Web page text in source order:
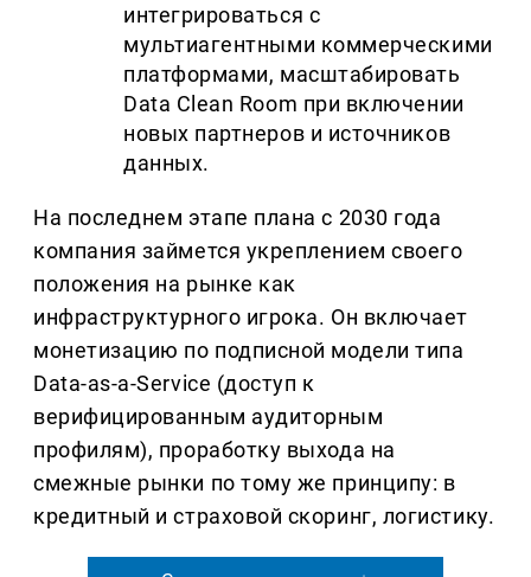
интегрироваться с
мультиагентными коммерческими
платформами, масштабировать
Data Clean Room при включении
новых партнеров и источников
данных.
На последнем этапе плана с 2030 года
компания займется укреплением своего
положения на рынке как
инфраструктурного игрока. Он включает
монетизацию по подписной модели типа
Data-as-a-Service (доступ к
верифицированным аудиторным
профилям), проработку выхода на
смежные рынки по тому же принципу: в
кредитный и страховой скоринг, логистику.